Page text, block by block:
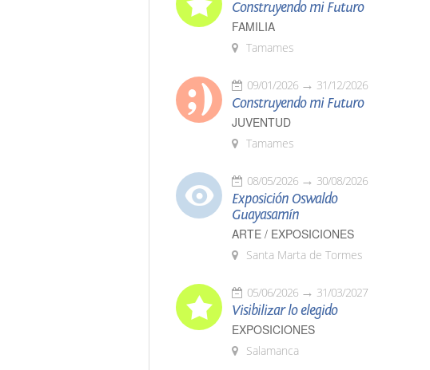
Construyendo mi Futuro
FAMILIA
Tamames
09/01/2026 31/12/2026
Construyendo mi Futuro
JUVENTUD
Tamames
08/05/2026 30/08/2026
Exposición Oswaldo
Guayasamín
ARTE / EXPOSICIONES
Santa Marta de Tormes
05/06/2026 31/03/2027
Visibilizar lo elegido
EXPOSICIONES
Salamanca